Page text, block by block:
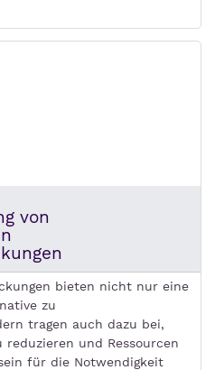
von
bieten nicht nur eine
zu
tragen auch dazu bei,
und Ressourcen
für die Notwendigkeit